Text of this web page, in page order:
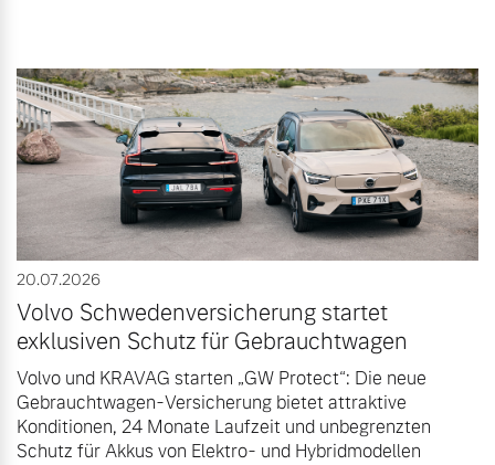
Angebot anfragen
Fahrzeug konfigurieren
Sofort verfügbare Fahrzeuge
Volvo Selekt
Gebrauchtwagen
Die Neuwagenalternative
Mehr erfahren
Vielzahl von Original
Volvo Winter- und
Sommer Kompletträder.
Bitte sprechen Sie uns
direkt an.
Mehr erfahren
Frühjahrscheck
Entdecken Sie unsere
saisonalen Angebote.
Mehr erfahren
20.07.2026
Volvo Schwedenversicherung startet
exklusiven Schutz für Gebrauchtwagen
Volvo und KRAVAG starten „GW Protect“: Die neue
Gebrauchtwagen-Versicherung bietet attraktive
Konditionen, 24 Monate Laufzeit und unbegrenzten
Schutz für Akkus von Elektro- und Hybridmodellen